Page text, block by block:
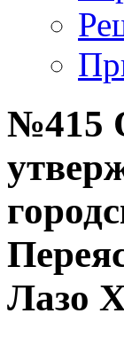
№415
Лазо